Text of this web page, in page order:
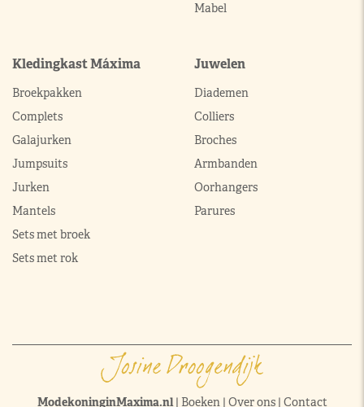
Mabel
Kledingkast Máxima
Broekpakken
Complets
Galajurken
Jumpsuits
Jurken
Mantels
Sets met broek
Sets met rok
Juwelen
Diademen
Colliers
Broches
Armbanden
Oorhangers
Parures
ModekoninginMaxima.nl| Boeken| Over ons| Contact